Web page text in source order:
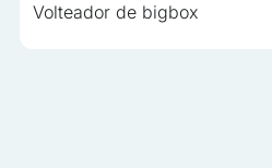
Volteador de bigbox